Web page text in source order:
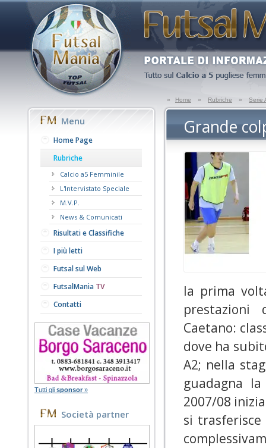
» Home » Rubriche » Serie
Menu
Home Page
Rubriche
Calcio a5 Femminile
L'Intervistato Speciale
M.V.P.
News & Comunicati
Risultati e Classifiche
I più letti
Futsal sul Web
FutsalMania TV
Contatti
Tutti gli sponsor »
Società partner
Grande
la prima
Caetano:
dove ha
A2; nella
guadagna
2007/08
si trasferisce